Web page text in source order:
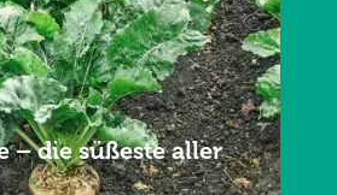
– die süßeste aller